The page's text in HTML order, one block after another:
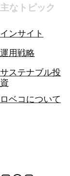
主なトピック
インサイト
運用戦略
サステナブル投
資
ロベコについて